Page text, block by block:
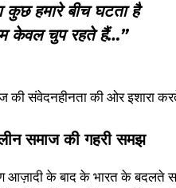
कुछ हमारे बीच घटता है
केवल चुप रहते हैं…”
की संवेदनहीनता की ओर इशारा
समाज की गहरी समझ
आज़ादी के बाद के भारत के बदलते